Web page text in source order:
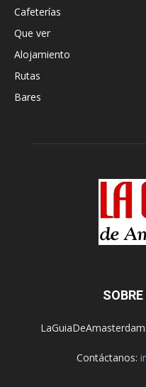
Cafeterías
Que ver
Alojamiento
Rutas
Bares
Contáctanos: